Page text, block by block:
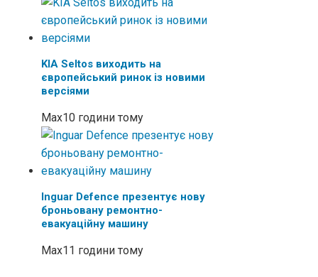
KIA Seltos виходить на
європейський ринок із новими
версіями
Max10 години тому
Inguar Defence презентує нову
броньовану ремонтно-
евакуаційну машину
Max11 години тому